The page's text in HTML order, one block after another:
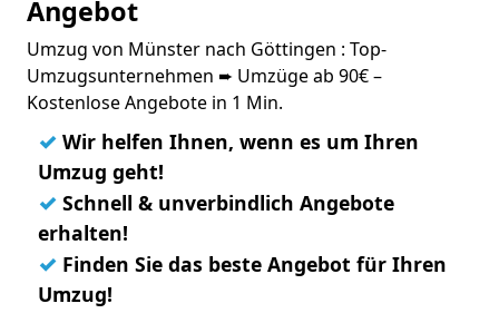
Angebot
Umzug von Münster nach Göttingen : Top-
Umzugsunternehmen ➨ Umzüge ab 90€ –
Kostenlose Angebote in 1 Min.
✓ Wir helfen Ihnen, wenn es um Ihren
Umzug geht!
✓ Schnell & unverbindlich Angebote
erhalten!
✓ Finden Sie das beste Angebot für Ihren
Umzug!